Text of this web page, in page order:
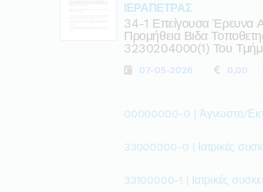
ΙΕΡΑΠΕΤΡΑΣ
34-1 Επείγουσα Έρευνα
Προμήθεια Βιδα
3230204000(1) Του
07-05-2026 0,00
00000000-0 | Άγνωστο/
33000000-0 | Ιατρικές
33100000-1 | Ιατρικές